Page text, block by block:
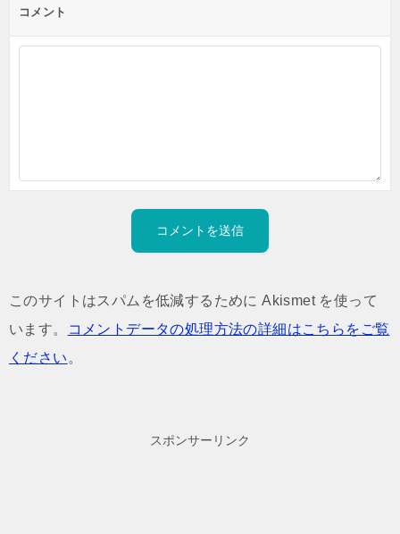
コメント
このサイトはスパムを低減するために Akismet を使って
います。
コメントデータの処理方法の詳細はこちらをご覧
ください 。
スポンサーリンク